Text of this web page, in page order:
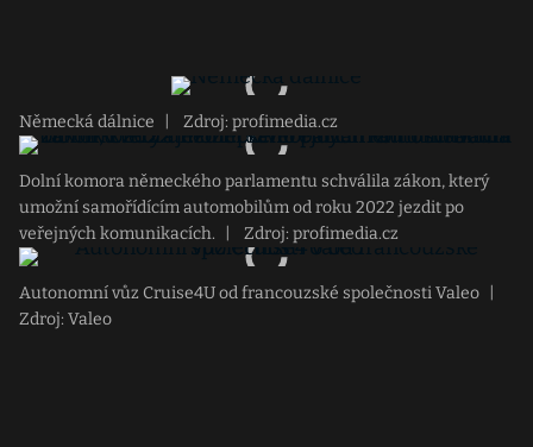
Německá dálnice Zdroj: profimedia.cz
Dolní komora německého parlamentu schválila zákon, který
umožní samořídícím automobilům od roku 2022 jezdit po
veřejných komunikacích.
Zdroj: profimedia.cz
Autonomní vůz Cruise4U od francouzské společnosti Valeo
Zdroj: Valeo